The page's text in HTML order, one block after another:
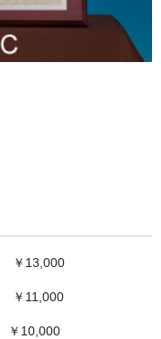
￥13,000
￥11,000
10,000